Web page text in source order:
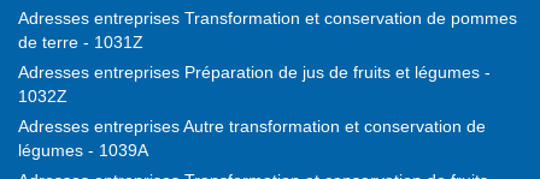
Adresses entreprises Transformation et conservation de pommes
de terre - 1031Z
Adresses entreprises Préparation de jus de fruits et légumes -
1032Z
Adresses entreprises Autre transformation et conservation de
légumes - 1039A